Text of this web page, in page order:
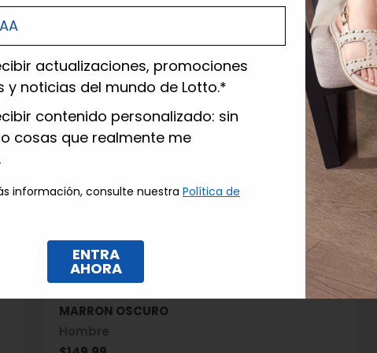
ZAPATOS ACORDONADOS SEVEN SEASON 19
MARRON OSCURO
actualizaciones, promociones
y noticias del mundo de Lotto.*
contenido personalizado: sin
cosas que realmente me
información, consulte nuestra Política de
ENTRA
AHORA